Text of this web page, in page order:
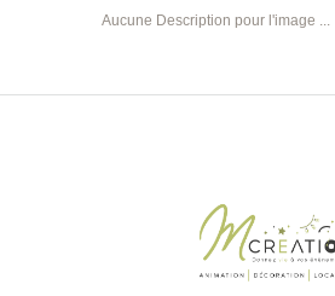
Aucune Description pour l'image ...